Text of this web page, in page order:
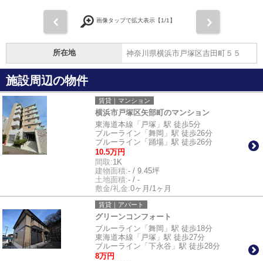
画像タップで拡大表示【1/1】
所在地 神奈川県横浜市戸塚区吉田町５５
施設周辺の物件
賃貸｜マンション
横浜市戸塚区矢部町のマンション
東海道本線「戸塚」駅 徒歩5分
ブルーライン「舞岡」駅 徒歩26分
ブルーライン「踊場」駅 徒歩26分
10.5万円
間取:1K
建物面積:- / 9.45坪
土地面積:- / -
敷金/礼金:0ヶ月/1ヶ月
賃貸｜アパート
グリーンコンフォート
ブルーライン「舞岡」駅 徒歩18分
東海道本線「戸塚」駅 徒歩27分
ブルーライン「下永谷」駅 徒歩28分
8万円